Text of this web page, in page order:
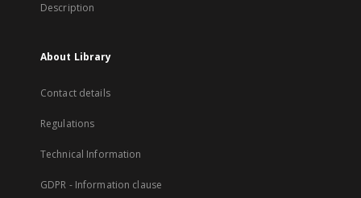
Description
About Library
Contact details
Regulations
Technical Information
GDPR - Information clause